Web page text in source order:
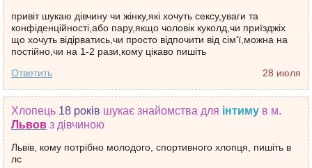
привіт шукаю дівчину чи жінку,які хочуть сексу,уваги та
конфіденційності,або пару,якщо чоловік куколд,чи приїзджіх
що хочуть відірватись,чи просто відпочити від сім'ї,можна на
постійно,чи на 1-2 рази,кому цікаво пишіть
28 июля
Ответить
Хлопець 18 років шукає знайомства для інтиму в м.
Львов з дівчиною
Львів, кому потрібно молодого, спортивного хлопця, пишіть в
лс